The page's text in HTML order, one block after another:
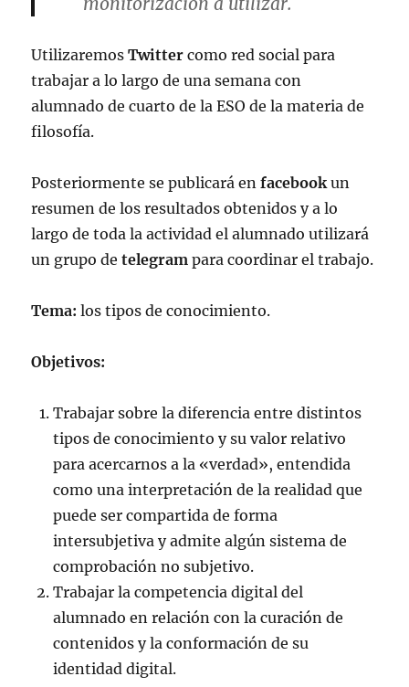
UtilizaremosTwitter como red social para
trabajar a lo largo de una semana con
alumnado de cuarto de la ESO de la materia de
filosofía.
Posteriormente se publicará enfacebookun
resumen de los resultados obtenidos y a lo
largo de toda la actividad el alumnado utilizará
un grupo detelegram para coordinar el trabajo.
Tema: los tipos de conocimiento.
Objetivos:
Trabajar sobre la diferencia entre distintos
tipos de conocimiento y su valor relativo
para acercarnos a la «verdad», entendida
como una interpretación de la realidad que
puede ser compartida de forma
intersubjetiva y admite algún sistema de
comprobación no subjetivo.
Trabajar la competencia digital del
alumnado en relación con la curación de
contenidos y la conformación de su
identidad digital.